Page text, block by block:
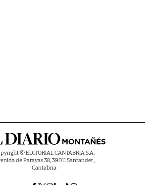
© EDITORIAL CANTABRIA S.A.
de Parayas 38, 39011 Santander ,
Cantabria